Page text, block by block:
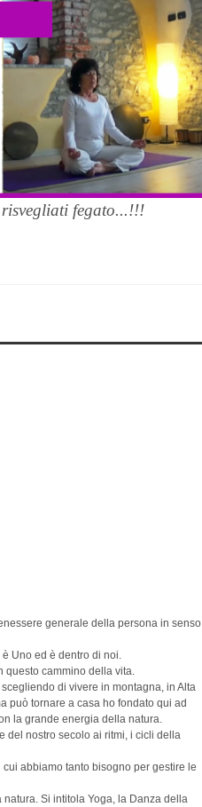
fegato...!!!
generale della persona in senso
Uno ed è dentro di noi.
questo cammino della vita.
di vivere in montagna, in Alta
può tornare a casa ho fondato qui ad
la grande energia della natura.
del nostro secolo ai ritmi, i cicli della
abbiamo tanto bisogno per gestire le
Si intitola Yoga, la Danza della